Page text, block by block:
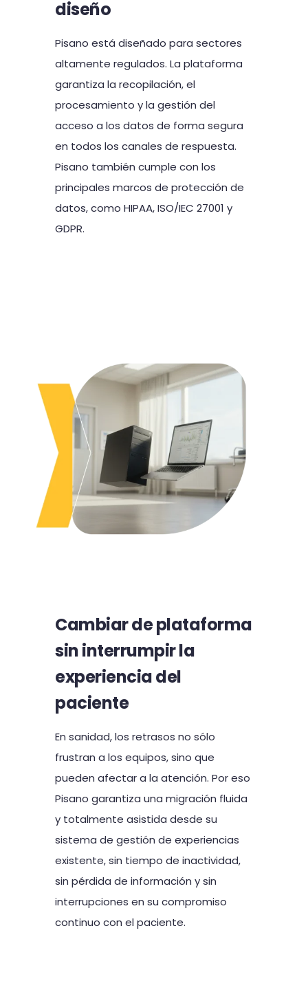
diseño
Pisano está diseñado para sectores
altamente regulados. La plataforma
garantiza la recopilación, el
procesamiento y la gestión del
acceso a los datos de forma segura
en todos los canales de respuesta.
Pisano también cumple con los
principales marcos de protección de
datos, como HIPAA, ISO/IEC 27001 y
GDPR.
Cambiar de plataforma
sin interrumpir la
experiencia del
paciente
En sanidad, los retrasos no sólo
frustran a los equipos, sino que
pueden afectar a la atención. Por eso
Pisano garantiza una migración fluida
y totalmente asistida desde su
sistema de gestión de experiencias
existente, sin tiempo de inactividad,
sin pérdida de información y sin
interrupciones en su compromiso
continuo con el paciente.